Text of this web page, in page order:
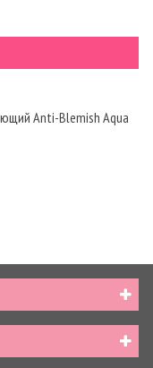
Anti-Blemish Aqua